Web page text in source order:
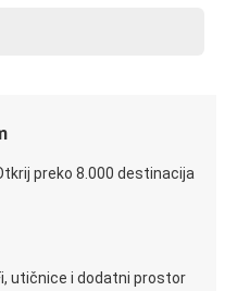
preko 8.000 destinacija
utičnice i dodatni prostor